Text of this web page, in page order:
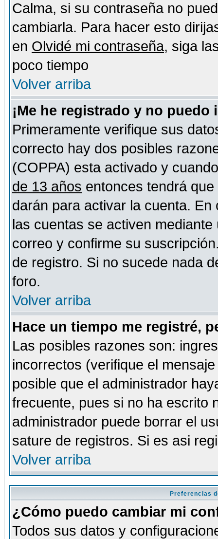
Calma, si su contraseña no
cambiarla. Para hacer esto
en Olvidé mi contraseña, siga
poco tiempo
Volver arriba
¡Me he registrado y no puedo
Primeramente verifique sus
correcto hay dos posibles
(COPPA) esta activado y
de 13 años entonces tendrá
darán para activar la cuenta.
las cuentas se activen
correo y confirme su
de registro. Si no sucede nada
foro.
Volver arriba
Hace un tiempo me registré,
Las posibles razones son:
incorrectos (verifique el
posible que el administrador
frecuente, pues si no ha escrito
administrador puede borrar el
sature de registros. Si es asi
Volver arriba
Preferencias
¿Cómo puedo cambiar mi
Todos sus datos y